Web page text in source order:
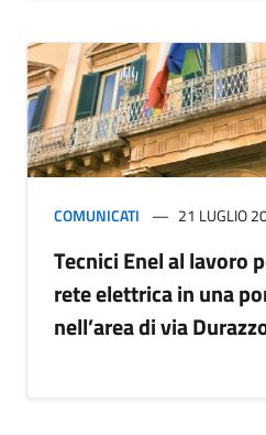
COMUNICATI 21 LUGLIO
Tecnici Enel al lavoro
rete elettrica in una
nell’area di via